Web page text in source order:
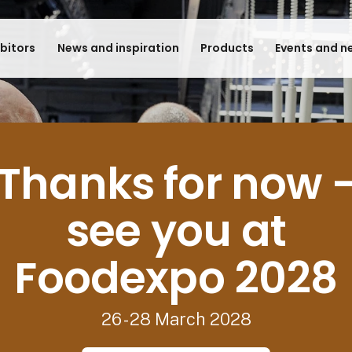
News and inspiration Products Events and
for now -
see you at
Foodexpo 2028
26 - 28 March 2028